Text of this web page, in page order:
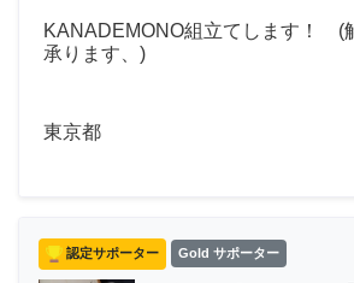
KANADEMONO組立てします！ (
承ります、)
東京都
認定サポーター Gold サポーター